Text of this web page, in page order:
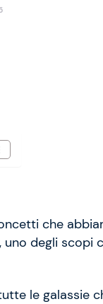
che
degli scopi
le galassie